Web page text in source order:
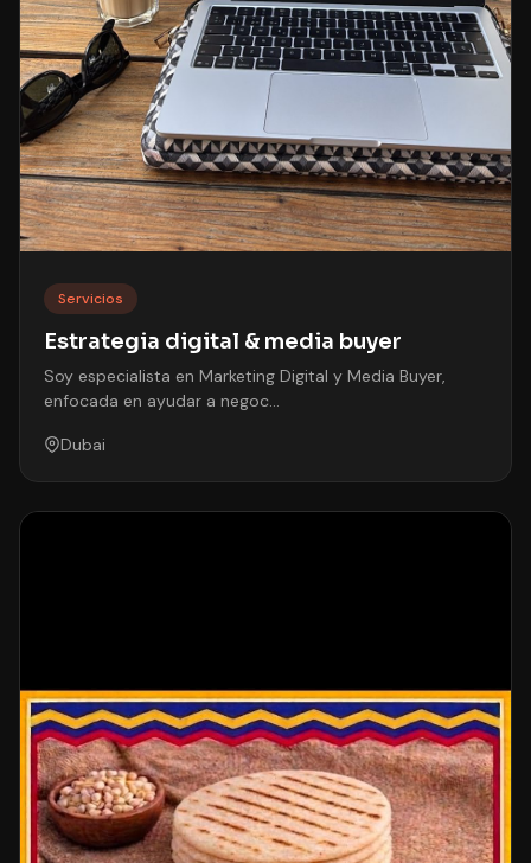
Servicios
Estrategia digital & media buyer
Soy especialista en Marketing Digital y Media Buyer,
enfocada en ayudar a negoc…
Dubai